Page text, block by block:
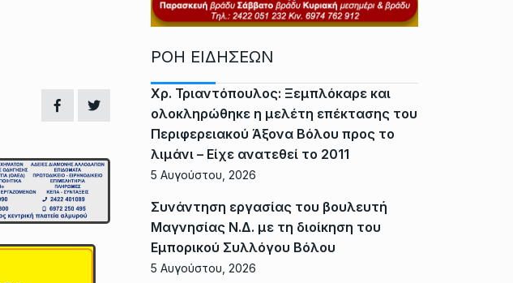
ΡΟΗ ΕΙΔΗΣΕΩΝ
Χρ. Τριαντόπουλος: Ξεμπλόκαρε και
ολοκληρώθηκε η μελέτη επέκτασης του
Περιφερειακού Άξονα Βόλου προς το
λιμάνι – Είχε ανατεθεί το 2011
5 Αυγούστου, 2026
Συνάντηση εργασίας του βουλευτή
Μαγνησίας Ν.Δ. με τη διοίκηση του
Εμπορικού Συλλόγου Βόλου
5 Αυγούστου, 2026